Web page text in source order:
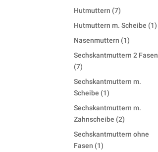
Hutmuttern 77
products
Hutmuttern m. Scheibe 11
Nasenmuttern 11
product
Sechskantmuttern 2 Fasen
77
products
Sechskantmuttern m.
Scheibe
11
product
Sechskantmuttern m.
Zahnscheibe 22
products
Sechskantmuttern ohne
Fasen
11